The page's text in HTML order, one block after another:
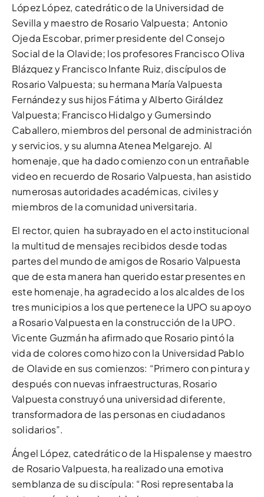
López López, catedrático de la Universidad de
Sevilla y maestro de Rosario Valpuesta; Antonio
Ojeda Escobar, primer presidente del Consejo
Social de la Olavide; los profesores Francisco Oliva
Blázquez y Francisco Infante Ruiz, discípulos de
Rosario Valpuesta; su hermana María Valpuesta
Fernández y sus hijos Fátima y Alberto Giráldez
Valpuesta; Francisco Hidalgo y Gumersindo
Caballero, miembros del personal de administración
y servicios, y su alumna Atenea Melgarejo. Al
homenaje, que ha dado comienzo con un entrañable
video en recuerdo de Rosario Valpuesta, han asistido
numerosas autoridades académicas, civiles y
miembros de la comunidad universitaria.
El rector, quien ha subrayado en el acto institucional
la multitud de mensajes recibidos desde todas
partes del mundo de amigos de Rosario Valpuesta
que de esta manera han querido estar presentes en
este homenaje, ha agradecido a los alcaldes de los
tres municipios a los que pertenece la UPO su apoyo
a Rosario Valpuesta en la construcción de la UPO.
Vicente Guzmán ha afirmado que Rosario pintó la
vida de colores como hizo con la Universidad Pablo
de Olavide en sus comienzos: “Primero con pintura y
después con nuevas infraestructuras, Rosario
Valpuesta construyó una universidad diferente,
transformadora de las personas en ciudadanos
solidarios”.
Ángel López, catedrático de la Hispalense y maestro
de Rosario Valpuesta, ha realizado una emotiva
semblanza de su discípula: “Rosi representaba la